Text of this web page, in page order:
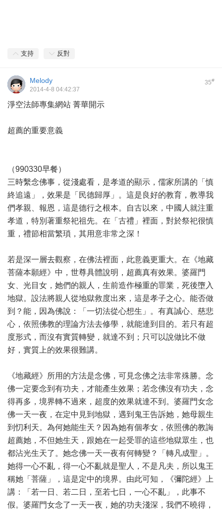
支持 反對
35#
Melody
2014-4-8 04:42:37
淨空法師專集網站 菁華開示
超薦的重要意義
（990330早餐）
三時繫念佛事，從淺處看，是孝道的顯示，儒家所講的「慎
終追遠」，效果是「民德歸厚」。這是良好的教育，教導我
們孝親、報恩，這是德行之根本。自古以來，中國人就注重
孝道，特別著重祭祀祖先。在「古禮」裡面，對於祭祀很慎
重，禮節相當繁瑣，其用意非常之深！
若是深一層去觀察，在佛法裡面，此意義更重大。在《地藏
菩薩本願經》中，世尊具體說明，超薦真有效果。婆羅門
女、光目女，她們的親人，生前造作極重的罪業，死後墮入
地獄。設法將親人從地獄救度出來，這是孝子之心。能否做
到？能，因為佛說：「一切法從心想生」。有真誠心、慈悲
心，依照佛教的理論方法去修學，就能達到目的。若只有超
度形式，而沒有實質轉變，就達不到；只可以說做比不做
好，實質上的效果很難講。
《地藏經》所用的方法是念佛，可見念佛之法非常殊勝。念
佛一定要念到有功夫，才能產生效果；若念佛沒有功夫，念
得再多，境界轉不過來，超度的效果就達不到。婆羅門女念
佛一天一夜，在定中見到地獄，遇到鬼王告訴她，她母親生
到忉利天。為何她能生天？因為她有個孝女，依照佛的教誨
超薦她，不但她生天，跟她在一起受罪的這些地獄眾生，也
都沾光生天了。她念佛一天一夜有何轉變？「轉凡成聖」。
她得一心不亂，得一心不亂就是聖人，不是凡夫，所以鬼王
稱她「菩薩」，這是定中的境界。由此可知，《彌陀經》上
講：「若一日、若二日，至若七日，一心不亂」，此事不
假。婆羅門女念了一天一夜，她的功夫淺深，我們不曉得，